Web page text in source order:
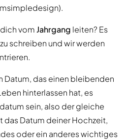
vomJahrgang leiten? Es
schreiben und wir werden
Datum, das einen bleibenden
hinterlassen hat, es
sein, also der gleiche
das Datum deiner Hochzeit,
oder ein anderes wichtiges